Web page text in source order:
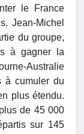
le France
Jean-Michel
du groupe,
à gagner la
Australie
à cumuler du
plus étendu.
de 45 000
sur 145